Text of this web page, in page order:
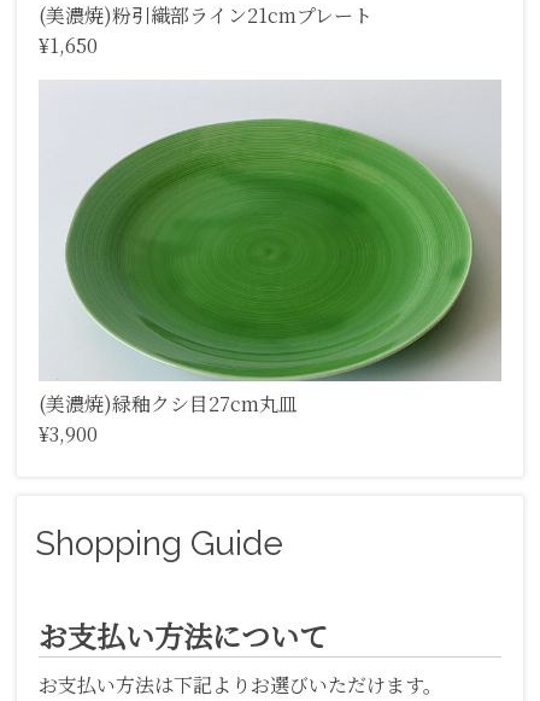
(美濃焼)粉引織部ライン21cmプレート
¥1,650
(美濃焼)緑釉クシ目27cm丸皿
¥3,900
Shopping Guide
お支払い方法について
お支払い方法は下記よりお選びいただけます。